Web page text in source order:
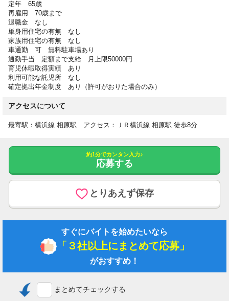
【勤務時間】
07:00-16:00
09:00-18:00
11:00-20:00
17:00-10:00休憩時間（日勤） 60分
休憩時間（夜勤） 60分時間外 月平均10時間
時間外月平均10時間程度
【休日】
介護休暇有
【給与詳細】
給与下限：月給 196,000円～
給与上限：月給 335,500円
基本給 173,672円～180,000円
資格手当 10,000円
（介護福祉士）10,000円（ケアマネジャーをお持ちの方の場合、
定年 65歳
再雇用 70歳まで
退職金 なし
単身用住宅の有無 なし
家族用住宅の有無 なし
車通勤 可 無料駐車場あり
通勤手当 定額まで支給 月上限50000円
育児休暇取得実績 あり
利用可能な託児所 なし
確定拠出年金制度 あり（許可がおりた場合のみ）
アクセスについて
最寄駅：横浜線 相原駅 アクセス：ＪＲ横浜線 相原駅 徒歩8分
約1分でカンタン入力♪
応募する
とりあえず保存
すぐにバイトを始めたいなら
「３社以上にまとめて応募」
がおすすめ！
まとめてチェックする